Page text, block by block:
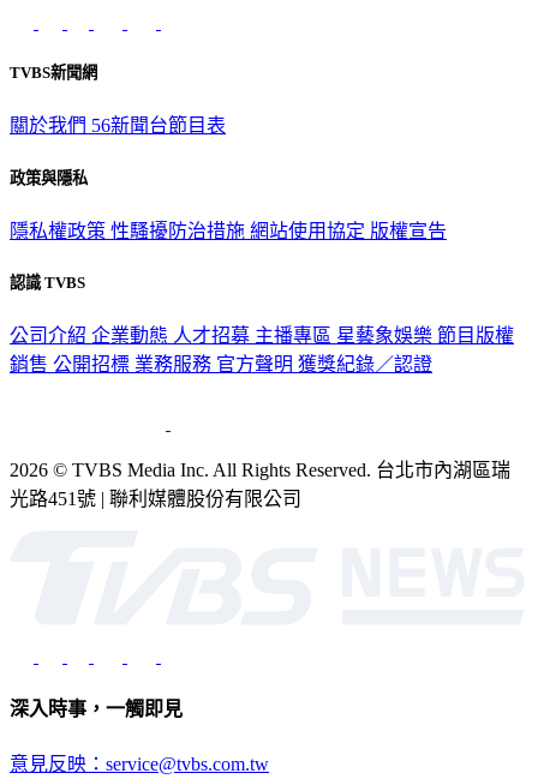
TVBS新聞網
關於我們 56新聞台節目表
政策與隱私
隱私權政策 性騷擾防治措施 網站使用協定 版權宣告
認識 TVBS
公司介紹 企業動態 人才招募 主播專區 星藝象娛樂 節目版權
銷售 公開招標 業務服務 官方聲明 獲獎紀錄／認證
2026 © TVBS Media Inc. All Rights Reserved. 台北市內湖區瑞
光路451號 | 聯利媒體股份有限公司
深入時事，一觸即見
意見反映：service@tvbs.com.tw